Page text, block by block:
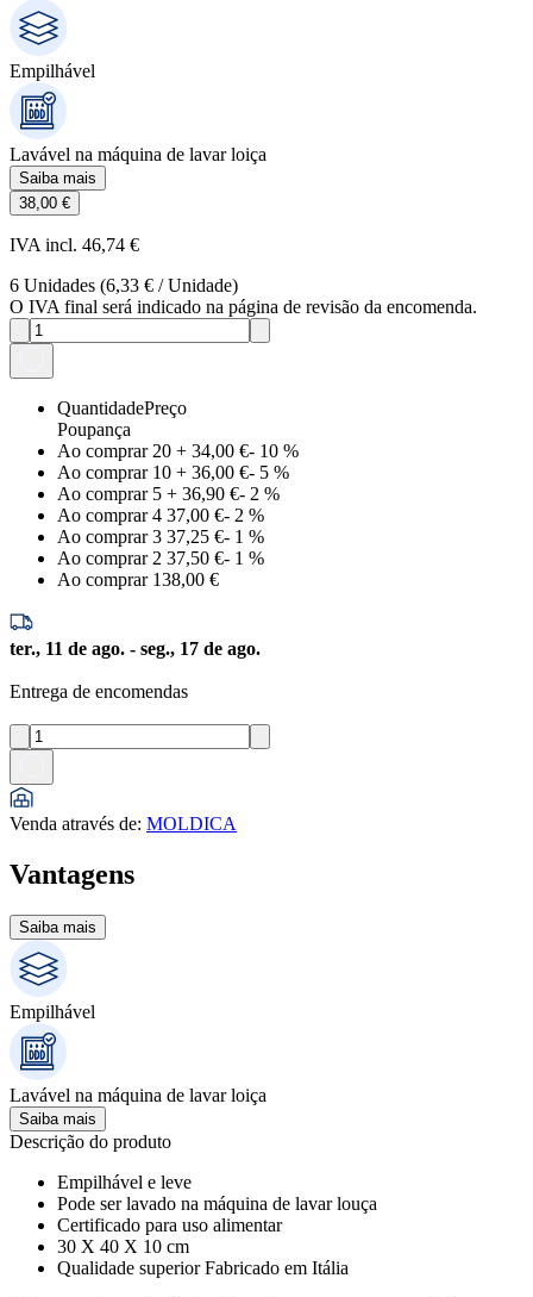
Empilhável
Lavável na máquina de lavar loiça
Saiba mais
38,00 €
IVA incl. 46,74 €
6 Unidades (6,33 € /Unidade)
O IVA final será indicado na página de revisão da encomenda.
QuantidadePreço
Poupança
Ao comprar 20 + 34,00 €- 10 %
Ao comprar 10 + 36,00 €- 5 %
Ao comprar 5 + 36,90 €- 2 %
Ao comprar 4 37,00 €- 2 %
Ao comprar 3 37,25 €- 1 %
Ao comprar 2 37,50 €- 1 %
Ao comprar 138,00 €
ter., 11 de ago. - seg., 17 de ago.
Entrega de encomendas
Venda através de: MOLDICA
Vantagens
Saiba mais
Empilhável
Lavável na máquina de lavar loiça
Saiba mais
Descrição do produto
Empilhável e leve
Pode ser lavado na máquina de lavar louça
Certificado para uso alimentar
30 X 40 X 10 cm
Qualidade superior Fabricado em Itália